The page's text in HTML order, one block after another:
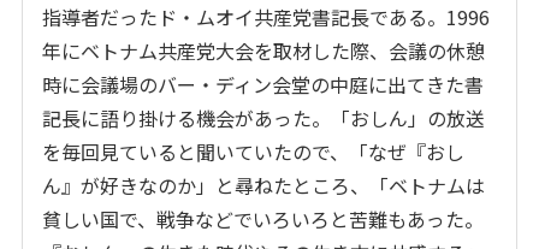
指導者だったド・ムオイ共産党書記長である。1996
年にベトナム共産党大会を取材した際、会議の休憩
時に会議場のバー・ディン会堂の中庭に出てきた書
記長に語り掛ける機会があった。「おしん」の放送
を毎回見ていると聞いていたので、「なぜ『おし
ん』が好きなのか」と尋ねたところ、「ベトナムは
貧しい国で、戦争などでいろいろと苦難もあった。